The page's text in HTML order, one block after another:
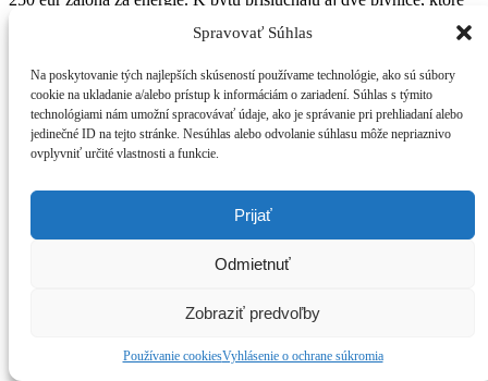
Spravovať Súhlas
Na poskytovanie tých najlepších skúseností používame technológie, ako sú súbory
cookie na ukladanie a/alebo prístup k informáciám o zariadení. Súhlas s týmito
technológiami nám umožní spracovávať údaje, ako je správanie pri prehliadaní alebo
jedinečné ID na tejto stránke. Nesúhlas alebo odvolanie súhlasu môže nepriaznivo
ovplyvniť určité vlastnosti a funkcie.
Prijať
Odmietnuť
Zobraziť predvoľby
Používanie cookiesVyhlásenie o ochrane súkromia
Viac informácií vám rád poskytnem na 0940 843 133.